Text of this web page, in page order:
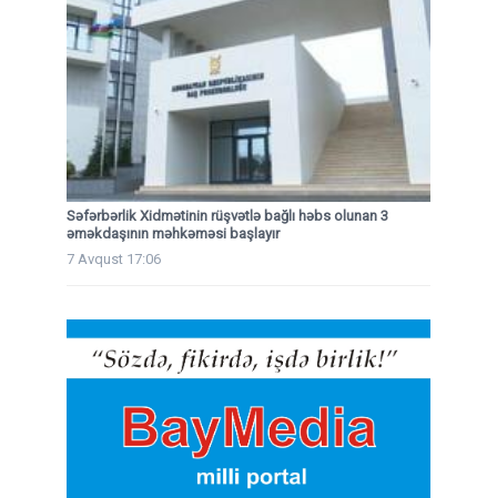
Səfərbərlik Xidmətinin rüşvətlə bağlı həbs olunan 3
əməkdaşının məhkəməsi başlayır
7 Avqust 17:06